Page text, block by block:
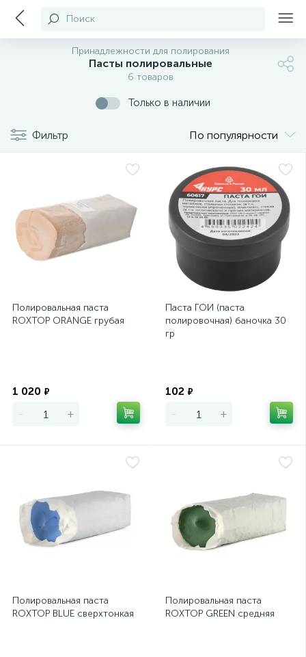
Поиск
Принадлежности для полирования
Пасты полировальные
6 товаров
Только в наличии
Фильтр По популярности
Полировальная паста
ROXTOP ORANGE грубая
1 020 ₽
- +
Паста ГОИ (паста
полировочная) баночка 30
гр
102 ₽
- +
Полировальная паста
ROXTOP BLUE сверхтонкая
Полировальная паста
ROXTOP GREEN средняя